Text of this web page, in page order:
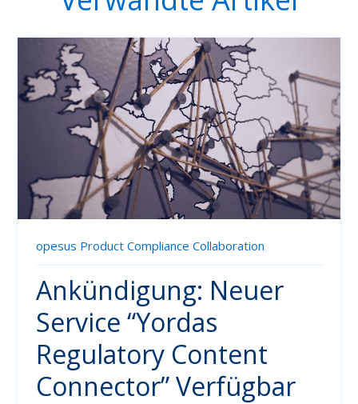
opesus Product Compliance Collaboration
Ankündigung: Neuer
Service “Yordas
Regulatory Content
Connector” Verfügbar